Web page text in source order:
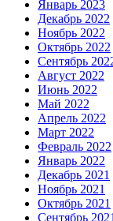
Январь 2023
Декабрь 2022
Ноябрь 2022
Октябрь 2022
Сентябрь
Август 2022
Июнь 2022
Май 2022
Апрель 2022
Март 2022
Февраль 2022
Январь 2022
Декабрь 2021
Ноябрь 2021
Октябрь 2021
Сентябрь 2021